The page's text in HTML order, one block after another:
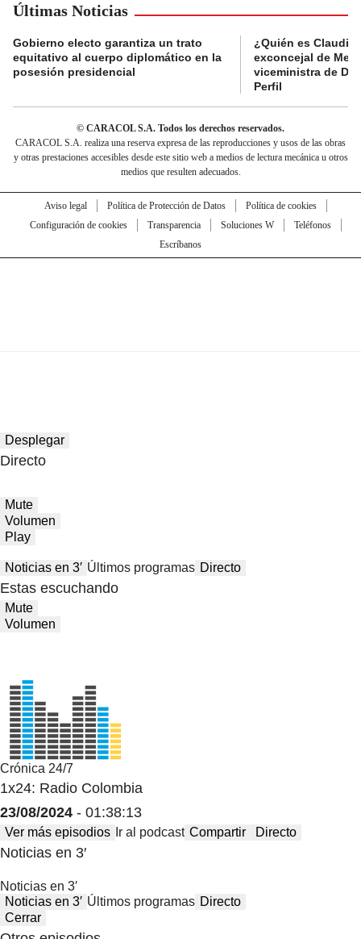
Últimas Noticias
Gobierno electo garantiza un trato
equitativo al cuerpo diplomático en la
posesión presidencial
¿Quién es Claudia
exconcejal de
viceministra de
Perfil
© CARACOL S.A. Todos los derechos reservados.
CARACOL S.A. realiza una reserva expresa de las reproducciones y usos de las obras
y otras prestaciones accesibles desde este sitio web a medios de lectura mecánica u otros
medios que resulten adecuados.
Aviso legal Política de Protección de Datos
Política de cookies
Configuración de cookies
Transparencia Soluciones W
Teléfonos
Escríbanos
Desplegar
Directo
Mute
Volumen
Play
Noticias en 3′ Últimos programas Directo
Estas escuchando
Mute
Volumen
Crónica 24/7
1x24: Radio Colombia
23/08/2024 - 01:38:13
Ver más episodios Ir al podcast Compartir Directo
Noticias en 3′
Noticias en 3′
Noticias en 3′ Últimos programas Directo
Cerrar